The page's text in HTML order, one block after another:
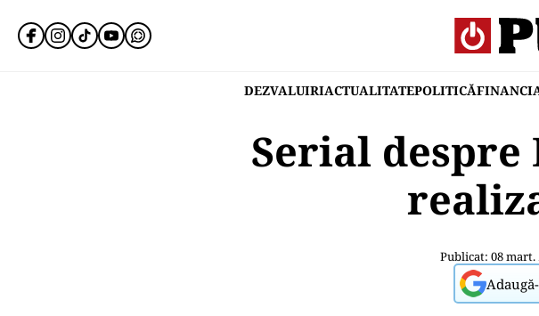
DEZVALUIRIACTUALITATEPOLITICĂ
Serial despre
Publicat: 08 mart.